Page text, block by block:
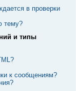
в проверки
тему?
и типы
к сообщениям?